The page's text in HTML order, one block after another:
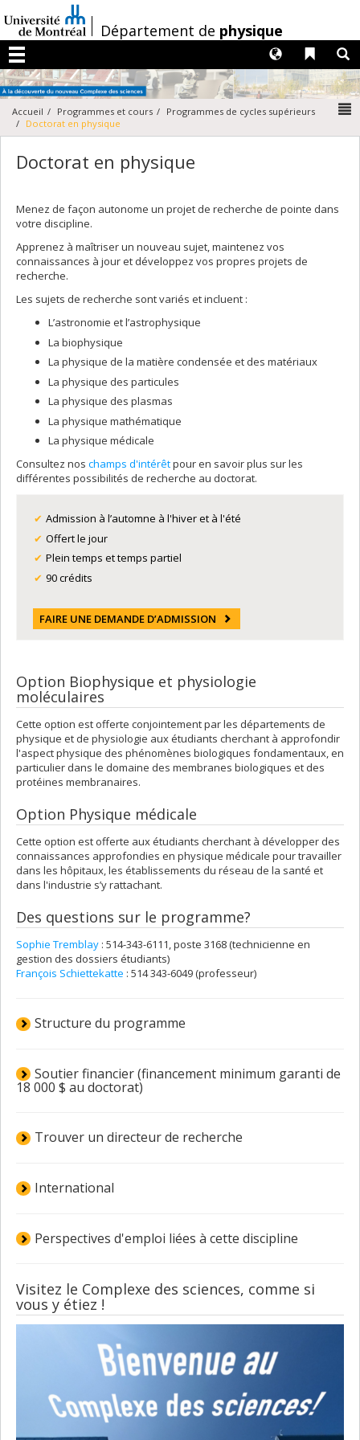
au
contenu
/Département de physique
Menu
Liens
Langues
Accueil Programmes et cours
Programmes de cycles supérieurs
Doctorat en physique
Doctorat en physique
Menez de façon autonome un projet de recherche de pointe dans
votre discipline.
Apprenez à maîtriser un nouveau sujet, maintenez vos
connaissances à jour et développez vos propres projets de
recherche.
Les sujets de recherche sont variés et incluent :
L’astronomie et l’astrophysique
La biophysique
La physique de la matière condensée et des matériaux
La physique des particules
La physique des plasmas
La physique mathématique
La physique médicale
Consultez nos champs d'intérêtpour en savoir plus sur les
différentes possibilités de recherche au doctorat.
Admission à l’automne à l'hiver et à l'été
Offert le jour
Plein temps et temps partiel
90 crédits
FAIRE UNE DEMANDE D’ADMISSION
Option Biophysique et physiologie
moléculaires
Cette option est offerte conjointement par les départements de
physique et de physiologie aux étudiants cherchant à approfondir
l'aspect physique des phénomènes biologiques fondamentaux, en
particulier dans le domaine des membranes biologiques et des
protéines membranaires.
Option Physique médicale
Cette option est offerte aux étudiants cherchant à développer des
connaissances approfondies en physique médicale pour travailler
dans les hôpitaux, les établissements du réseau de la santé et
dans l'industrie s’y rattachant.
Des questions sur le programme?
Sophie Tremblay : 514-343-6111, poste 3168 (technicienne en
gestion des dossiers étudiants)
François Schiettekatte : 514 343-6049 (professeur)
Structure du programme
Soutier financier (financement minimum garanti de
18 000 $ au doctorat)
Trouver un directeur de recherche
International
Perspectives d'emploi liées à cette discipline
Visitez le Complexe des sciences, comme si
vous y étiez !